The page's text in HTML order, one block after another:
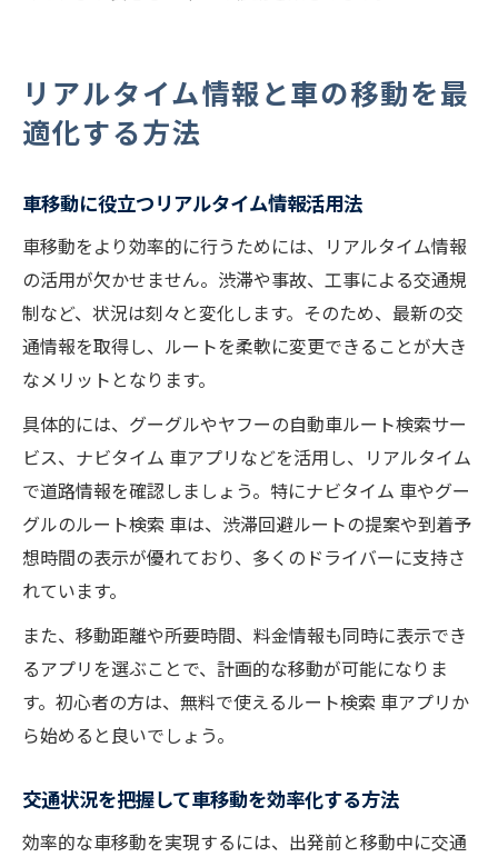
リアルタイム情報と車の移動を最
適化する方法
車移動に役立つリアルタイム情報活用法
車移動をより効率的に行うためには、リアルタイム情報
の活用が欠かせません。渋滞や事故、工事による交通規
制など、状況は刻々と変化します。そのため、最新の交
通情報を取得し、ルートを柔軟に変更できることが大き
なメリットとなります。
具体的には、グーグルやヤフーの自動車ルート検索サー
ビス、ナビタイム 車アプリなどを活用し、リアルタイム
で道路情報を確認しましょう。特にナビタイム 車やグー
グルのルート検索 車は、渋滞回避ルートの提案や到着予
想時間の表示が優れており、多くのドライバーに支持さ
れています。
また、移動距離や所要時間、料金情報も同時に表示でき
るアプリを選ぶことで、計画的な移動が可能になりま
す。初心者の方は、無料で使えるルート検索 車アプリか
ら始めると良いでしょう。
交通状況を把握して車移動を効率化する方法
効率的な車移動を実現するには、出発前と移動中に交通